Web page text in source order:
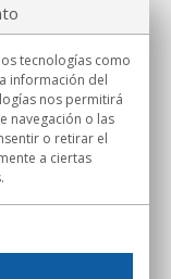
tecnologías como
información del
nos permitirá
navegación o las
o retirar el
a ciertas